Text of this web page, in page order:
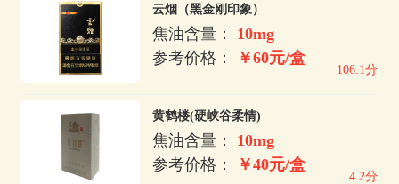
云烟（黑金刚印象）
焦油含量： 10mg
参考价格：
￥60元/盒
106.1分
黄鹤楼(硬峡谷柔情)
焦油含量： 10mg
参考价格：
￥40元/盒
4.2分